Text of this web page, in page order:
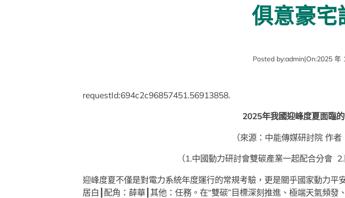
俱意豪宅
Posted by:admin|On:2025 年
requestId:694c2c96857451.56913858.
2025年我國迎峰度夏面臨
（來源：中能傳媒研討院 作者
（1.中國動力研討會雙碳產業一起配合分會
迎峰度夏不僅是對電力系統年度運行的常規考驗，更是關乎國家動力
居白┃配角：薛華┃其他：任務。在“雙碳”目標深刻推進、極端天氣頻